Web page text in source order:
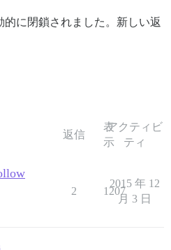
的に閉鎖されました。新しい返
返信
表
示
アクティビ
ティ
2 1207
2015 年 12
月 3 日